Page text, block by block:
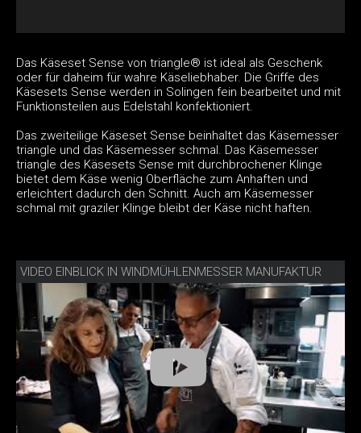
Das Käseset Sense von triangle® ist ideal als Geschenk
oder für daheim für wahre Käseliebhaber. Die Griffe des
Käsesets Sense werden in Solingen fein bearbeitet und mit
Funktionsteilen aus Edelstahl konfektioniert.
Das zweiteilige Käseset Sense beinhaltet das Käsemesser
triangle und das Käsemesser schmal. Das Käsemesser
triangle des Käsesets Sense mit durchbrochener Klinge
bietet dem Käse wenig Oberfläche zum Anhaften und
erleichtert dadurch den Schnitt. Auch am Käsemesser
schmal mit graziler Klinge bleibt der Käse nicht haften.
VIDEO EINBLICK IN WINDMÜHLENMESSER MANUFAKTUR